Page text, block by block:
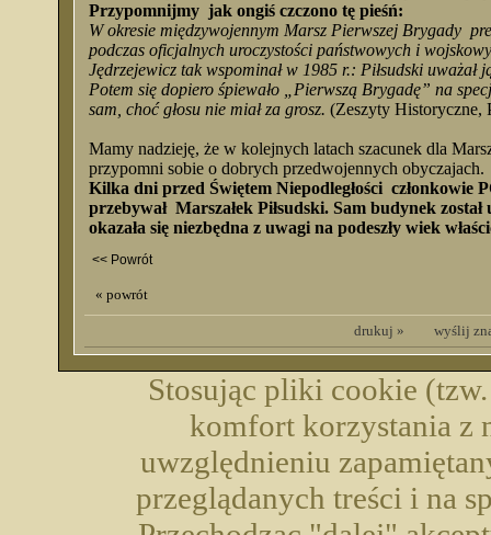
Przypomnijmy jak ongiś czczono tę pieśń:
W okresie międzywojennym Marsz Pierwszej Brygady
podczas oficjalnych uroczystości państwowych i
Jędrzejewicz tak wspominał w 1985 r.: Piłsudski
Potem się dopiero śpiewało „Pierwszą Brygadę” na
sam, choć głosu nie miał za grosz. (Zeszyty Historyczne,
Mamy nadzieję, że w kolejnych latach szacunek dla
przypomni sobie o dobrych przedwojennych obyczajach.
Kilka dni przed Świętem Niepodległości
przebywał Marszałek Piłsudski. Sam budynek
okazała się niezbędna z uwagi na podeszły wiek
<< Powrót
« powrót
drukuj » wyślij
Stosując pliki cookie
komfort korzystania z
uwzględnieniu
przeglądanych treści i na